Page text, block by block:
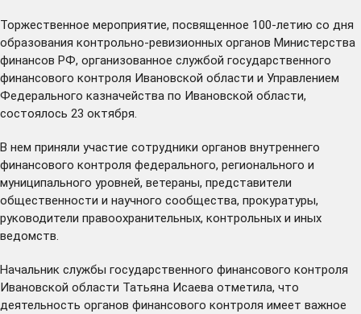
Торжественное мероприятие, посвященное 100-летию со дня
образования контрольно-ревизионных органов Министерства
финансов РФ, организованное службой государственного
финансового контроля Ивановской области и Управлением
Федерального казначейства по Ивановской области,
состоялось 23 октября.
В нем приняли участие сотрудники органов внутреннего
финансового контроля федерального, регионального и
муниципального уровней, ветераны, представители
общественности и научного сообщества, прокуратуры,
руководители правоохранительных, контрольных и иных
ведомств.
Начальник службы государственного финансового контроля
Ивановской области Татьяна Исаева отметила, что
деятельность органов финансового контроля имеет важное